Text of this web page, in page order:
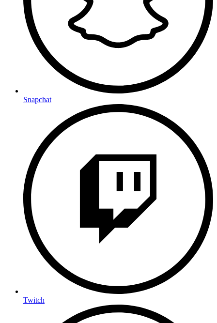
Snapchat
Twitch